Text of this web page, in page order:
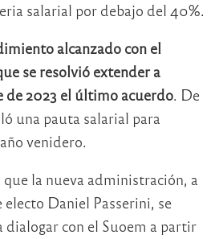
salarial por debajo del 40%.
alcanzado con el
se resolvió extender a
de 2023 el último acuerdo. De
una pauta salarial para
venidero.
que la nueva administración, a
Daniel Passerini, se
dialogar con el Suoem a partir